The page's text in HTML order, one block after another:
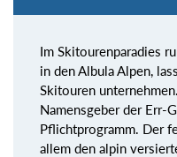
Im Skitourenparadies
in den Albula Alpen,
Skitouren
Namensgeber der Err-
Pflichtprogramm. Der
allem den alpin